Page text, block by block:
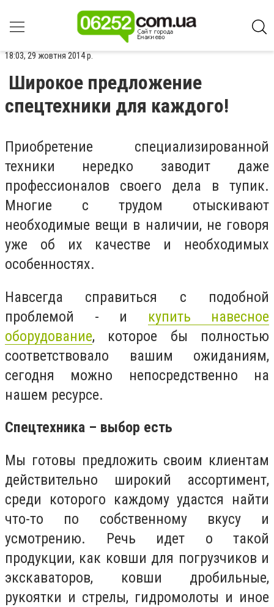
18:03, 29 жовтня 2014 р.
Широкое предложение
спецтехники для каждого!
Приобретение специализированной
техники нередко заводит даже
профессионалов своего дела в тупик.
Многие с трудом отыскивают
необходимые вещи в наличии, не говоря
уже об их качестве и необходимых
особенностях.
Навсегда справиться с подобной
проблемой - и купить навесное
оборудование, которое бы полностью
соответствовало вашим ожиданиям,
сегодня можно непосредственно на
нашем ресурсе.
Спецтехника – выбор есть
Мы готовы предложить своим клиентам
действительно широкий ассортимент,
среди которого каждому удастся найти
что-то по собственному вкусу и
усмотрению. Речь идет о такой
продукции, как ковши для погрузчиков и
экскаваторов, ковши дробильные,
рукоятки и стрелы, гидромолоты и иное